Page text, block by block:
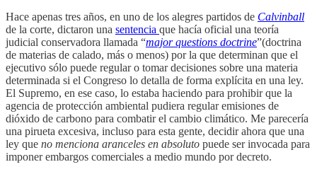
Hace apenas tres años, en uno de los alegres partidos de Calvinball
de la corte, dictaron una sentencia que hacía oficial una teoría
judicial conservadora llamada “major questions doctrine”(doctrina
de materias de calado, más o menos) por la que determinan que el
ejecutivo sólo puede regular o tomar decisiones sobre una materia
determinada si el Congreso lo detalla de forma explícita en una ley.
El Supremo, en ese caso, lo estaba haciendo para prohibir que la
agencia de protección ambiental pudiera regular emisiones de
dióxido de carbono para combatir el cambio climático. Me parecería
una pirueta excesiva, incluso para esta gente, decidir ahora que una
ley que no menciona aranceles en absoluto puede ser invocada para
imponer embargos comerciales a medio mundo por decreto.